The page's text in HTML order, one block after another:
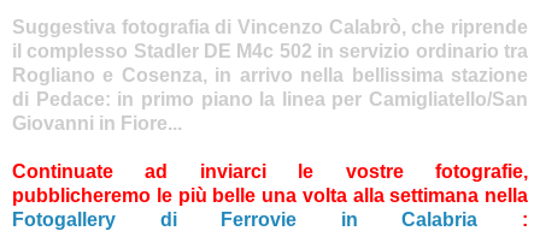
Suggestiva fotografia di Vincenzo Calabrò, che riprende
il complesso Stadler DE M4c 502 in servizio ordinario tra
Rogliano e Cosenza, in arrivo nella bellissima stazione
di Pedace: in primo piano la linea per Camigliatello/San
Giovanni in Fiore...
Continuate ad inviarci le vostre fotografie,
pubblicheremo le più belle una volta alla settimana nella
Fotogallery di Ferrovie in Calabria :